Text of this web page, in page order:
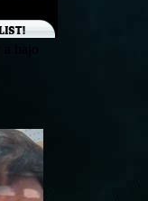
bajo